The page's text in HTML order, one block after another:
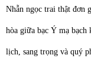
Nhẫn ngọc trai thật đơn
hòa giữa bạc Ý mạ bạch
lịch, sang trọng và quý